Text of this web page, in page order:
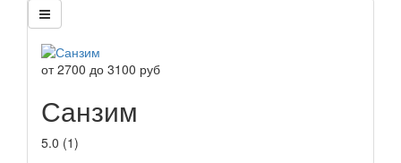
от2700 до 3100 руб
Санзим
5.0 (1)